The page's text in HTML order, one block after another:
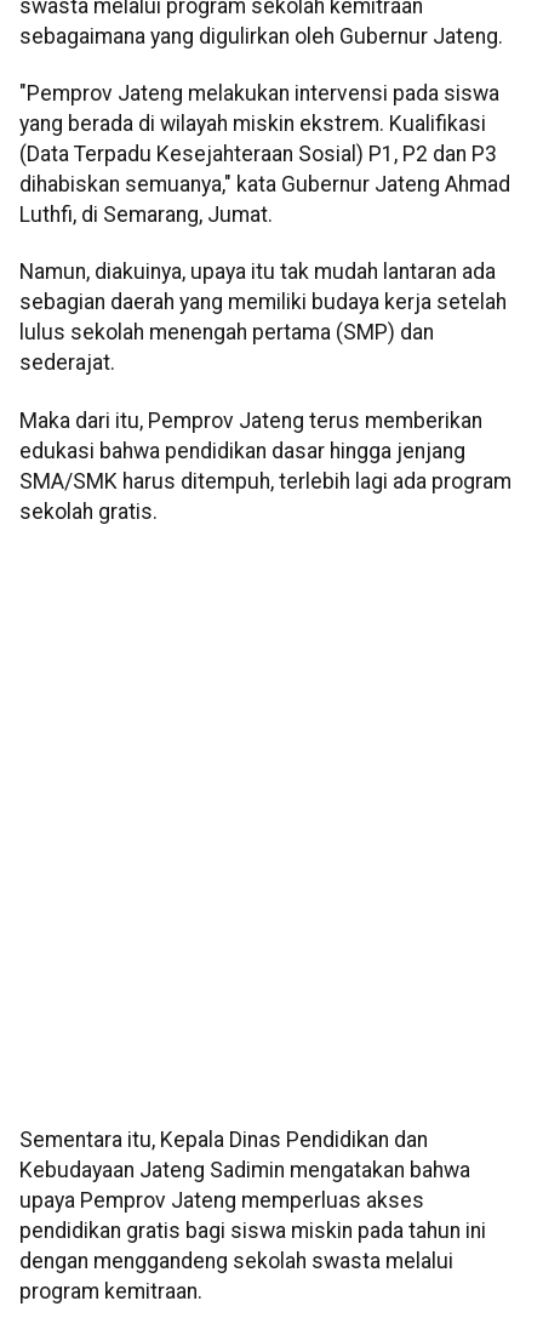
swasta melalui program sekolah kemitraan
sebagaimana yang digulirkan oleh Gubernur Jateng.
"Pemprov Jateng melakukan intervensi pada siswa
yang berada di wilayah miskin ekstrem. Kualifikasi
(Data Terpadu Kesejahteraan Sosial) P1, P2 dan P3
dihabiskan semuanya," kata Gubernur Jateng Ahmad
Luthfi, di Semarang, Jumat.
Namun, diakuinya, upaya itu tak mudah lantaran ada
sebagian daerah yang memiliki budaya kerja setelah
lulus sekolah menengah pertama (SMP) dan
sederajat.
Maka dari itu, Pemprov Jateng terus memberikan
edukasi bahwa pendidikan dasar hingga jenjang
SMA/SMK harus ditempuh, terlebih lagi ada program
sekolah gratis.
Sementara itu, Kepala Dinas Pendidikan dan
Kebudayaan Jateng Sadimin mengatakan bahwa
upaya Pemprov Jateng memperluas akses
pendidikan gratis bagi siswa miskin pada tahun ini
dengan menggandeng sekolah swasta melalui
program kemitraan.